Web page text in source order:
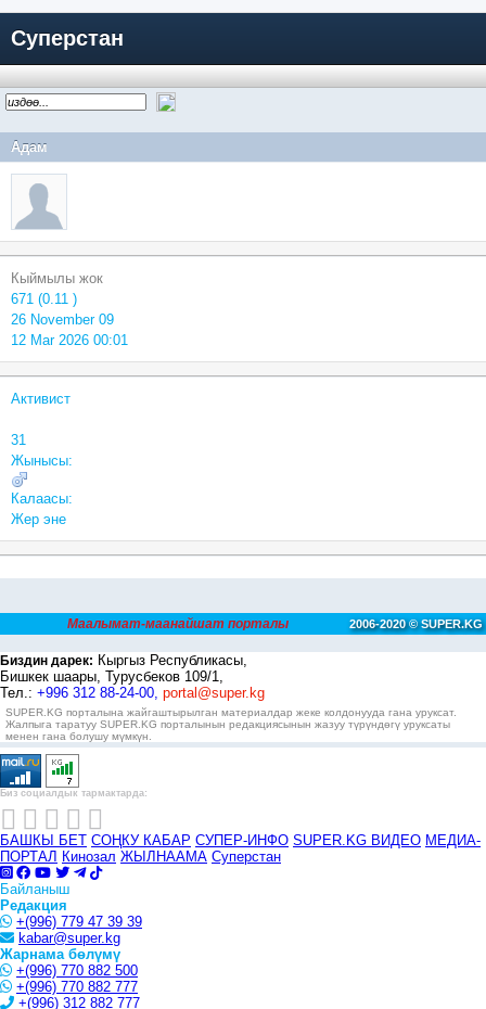
Суперстан
Адам
Кыймылы жок
671 (0.11 )
26 November 09
12 Mar 2026 00:01
Активист
31
Жынысы:
Калаасы:
Жер эне
Маалымат-маанайшат порталы 2006-2020 © SUPER.KG
Биздин дарек: Кыргыз Республикасы,
Бишкек шаары, Турусбеков 109/1,
Тел.: +996 312 88-24-00, portal@super.kg
SUPER.KG порталына жайгаштырылган материалдар жеке колдонууда гана уруксат.
Жалпыга таратуу SUPER.KG порталынын редакциясынын жазуу түрүндөгү уруксаты
менен гана болушу мүмкүн.
Биз социалдык тармактарда:
БАШКЫ БЕТ СОҢКУ КАБАР СУПЕР-ИНФО SUPER.KG ВИДЕО МЕДИА-
ПОРТАЛ Кинозал ЖЫЛНААМА Суперстан
Байланыш
Редакция
+(996) 779 47 39 39
kabar@super.kg
Жарнама бөлүмү
+(996) 770 882 500
+(996) 770 882 777
+(996) 312 882 777